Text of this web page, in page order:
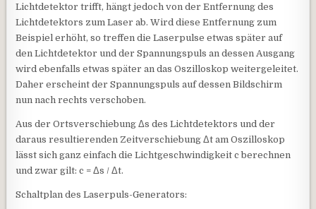
Lichtdetektor trifft, hängt jedoch von der Entfernung des
Lichtdetektors zum Laser ab. Wird diese Entfernung zum
Beispiel erhöht, so treffen die Laserpulse etwas später auf
den Lichtdetektor und der Spannungspuls an dessen Ausgang
wird ebenfalls etwas später an das Oszilloskop weitergeleitet.
Daher erscheint der Spannungspuls auf dessen Bildschirm
nun nach rechts verschoben.
Aus der Ortsverschiebung Δs des Lichtdetektors und der
daraus resultierenden Zeitverschiebung Δt am Oszilloskop
lässt sich ganz einfach die Lichtgeschwindigkeit c berechnen
und zwar gilt: c = Δs / Δt.
Schaltplan des Laserpuls-Generators: